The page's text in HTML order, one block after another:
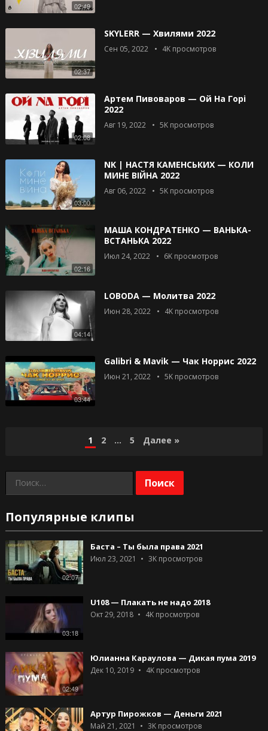
02:49
02:37
SKYLERR — Хвилями 2022
Сен 05, 2022 4Kпросмотров
02:08
Артем Пивоваров — Ой На Горі
2022
Авг 19, 2022 5Kпросмотров
03:00
NK | НАСТЯ КАМЕНСЬКИХ — КОЛИ
МИНЕ ВІЙНА 2022
Авг 06, 2022 5Kпросмотров
02:16
МАША КОНДРАТЕНКО — ВАНЬКА-
ВСТАНЬКА 2022
Июл 24, 2022 6Kпросмотров
04:14
LOBODA — Молитва 2022
Июн 28, 2022 4Kпросмотров
03:44
Galibri & Mavik — Чак Норрис 2022
Июн 21, 2022 5Kпросмотров
записям
1 2 … 5 Далее »
Найти:
Популярные клипы
02:07
Баста – Ты была права 2021
Июл 23, 2021 3Kпросмотров
03:18
U108 — Плакать не надо 2018
Окт 29, 2018 4Kпросмотров
02:49
Юлианна Караулова — Дикая пума 2019
Дек 10, 2019 4Kпросмотров
Артур Пирожков — Деньги 2021
Май 21, 2021 3Kпросмотров